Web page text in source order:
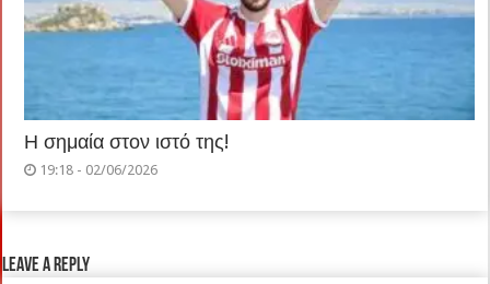
Η σημαία στον ιστό της!
19:18 - 02/06/2026
Leave a Reply